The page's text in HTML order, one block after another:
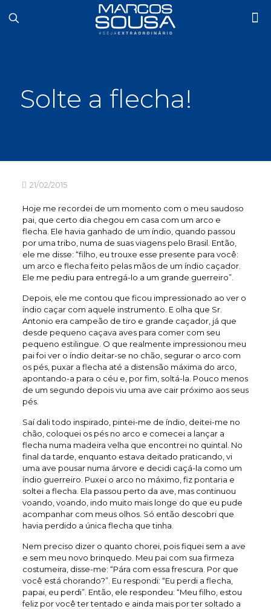
Solte a flecha!
21/02/2015
Hoje me recordei de um momento com o meu saudoso
pai, que certo dia chegou em casa com um arco e
flecha. Ele havia ganhado de um índio, quando passou
por uma tribo, numa de suas viagens pelo Brasil. Então,
ele me disse: “filho, eu trouxe esse presente para você:
um arco e flecha feito pelas mãos de um índio caçador.
Ele me pediu para entregá-lo a um grande guerreiro”.
Depois, ele me contou que ficou impressionado ao ver o
índio caçar com aquele instrumento. E olha que Sr.
Antonio era campeão de tiro e grande caçador, já que
desde pequeno caçava aves para comer com seu
pequeno estilingue. O que realmente impressionou meu
pai foi ver o índio deitar-se no chão, segurar o arco com
os pés, puxar a flecha até a distensão máxima do arco,
apontando-a para o céu e, por fim, soltá-la. Pouco menos
de um segundo depois viu uma ave cair próximo aos seus
pés.
Saí dali todo inspirado, pintei-me de índio, deitei-me no
chão, coloquei os pés no arco e comecei a lançar a
flecha numa madeira velha que encontrei no quintal. No
final da tarde, enquanto estava deitado praticando, vi
uma ave pousar numa árvore e decidi caçá-la como um
índio guerreiro. Puxei o arco no máximo, fiz pontaria e
soltei a flecha. Ela passou perto da ave, mas continuou
voando, voando, indo muito mais longe do que eu pude
acompanhar com meus olhos. Só então descobri que
havia perdido a única flecha que tinha.
Nem preciso dizer o quanto chorei, pois fiquei sem a ave
e sem meu novo brinquedo. Meu pai com sua firmeza
costumeira, disse-me: “Pára com essa frescura. Por que
você está chorando?”. Eu respondi: “Eu perdi a flecha,
papai, eu perdi”. Então, ele respondeu: “Meu filho, estou
feliz por você ter tentado e ainda mais por ter soltado a